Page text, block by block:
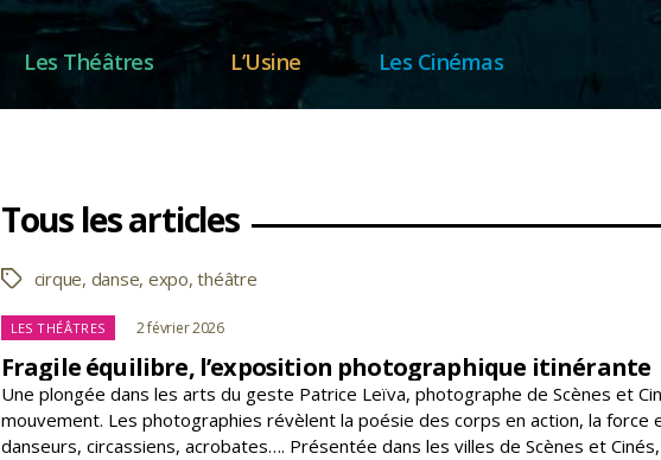
Les Théâtres L’Usine Les Cinémas
Tous les articles
Catégories
LES THÉÂTRES
Fragile équilibre, l’exposition photographique itinérante
2 février 2026
Une plongée dans les arts du geste Patrice Leïva, photographe de Scènes et
mouvement. Les photographies révèlent la poésie des corps en action, la
danseurs, circassiens, acrobates…. Présentée dans les villes de Scènes et Cinés,
Étiquettes
cirque, danse, expo,théâtre